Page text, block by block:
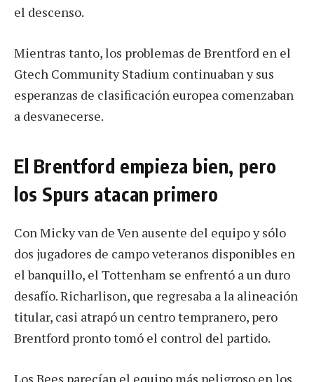
el descenso.
Mientras tanto, los problemas de Brentford en el
Gtech Community Stadium continuaban y sus
esperanzas de clasificación europea comenzaban
a desvanecerse.
El Brentford empieza bien, pero
los Spurs atacan primero
Con Micky van de Ven ausente del equipo y sólo
dos jugadores de campo veteranos disponibles en
el banquillo, el Tottenham se enfrentó a un duro
desafío. Richarlison, que regresaba a la alineación
titular, casi atrapó un centro tempranero, pero
Brentford pronto tomó el control del partido.
Los Bees parecían el equipo más peligroso en los